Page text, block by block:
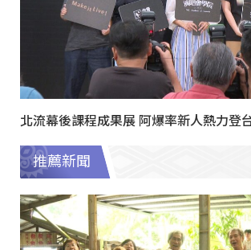
北流幕後課程成果展 阿爆率新人熱力登
推薦新聞